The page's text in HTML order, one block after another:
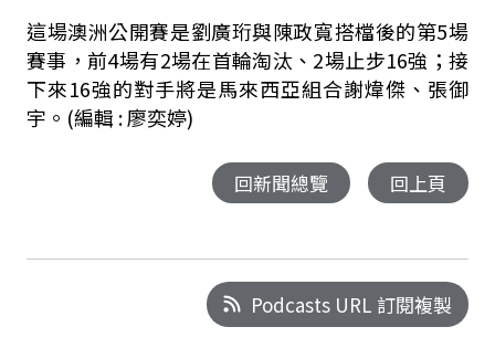
這場澳洲公開賽是劉廣珩與陳政寬搭檔後的第5場
賽事，前4場有2場在首輪淘汰、2場止步16強；接
下來16強的對手將是馬來西亞組合謝煒傑、張御
宇。 (編輯 : 廖奕婷)
回新聞總覽 回上頁
Podcasts URL 訂閱複製